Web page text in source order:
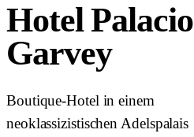
Hotel Palacio
Garvey
Boutique-Hotel in einem
neoklassizistischen Adelspalais